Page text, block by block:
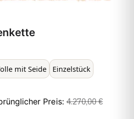
mit Seide Einzelstück
Preis:4.270,00 €